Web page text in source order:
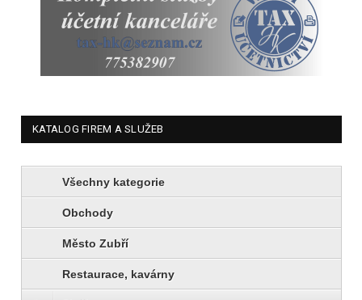
KATALOG FIREM A SLUŽEB
Všechny kategorie
Obchody
Město Zubří
Restaurace, kavárny